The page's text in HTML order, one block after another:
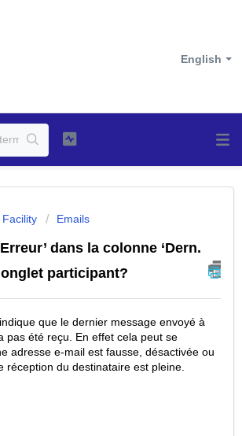
English
Facility Emails
dans la colonne ‘Dern.
onglet participant?
que le dernier message envoyé à
pas été reçu. En effet cela peut se
adresse e-mail est fausse, désactivée ou
réception du destinataire est pleine.